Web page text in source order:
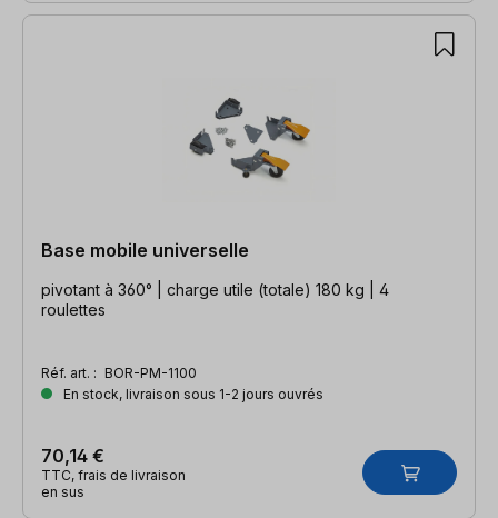
Base mobile universelle
pivotant à 360° | charge utile (totale) 180 kg | 4
roulettes
Réf. art. : BOR-PM-1100
En stock, livraison sous 1-2 jours ouvrés
70,14 €
TTC, frais de livraison
en sus